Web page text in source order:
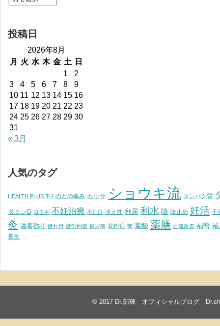
投稿日
2026年8月
月
火 水 木 金 土
日
1
2
3
4 5 6 7 8
9
10 11 12 13 14 15 16
17 18 19 20 21 22 23
24 25 26 27 28 29 30
31
« 3月
人気のタグ
HEALTH PLUS T-1 のどの痛み カッサ ショウキ流 タンパク質
タミンD ヨモギ 不妊治療 不妊症 冷え性 利尿 利水 咳 咳止め 妊活 子
灸 滋養強壮 疲れ目 疲労回復 糖尿病 花粉症 菊 葉酸 薬膳 血流改善 補腎
養生
© 2017 Dr.邵輝 オフィシャルブログ